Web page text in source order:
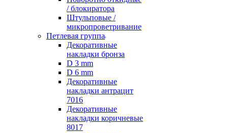
/ блокиратора
Штульповые /
микропроветривание
Петлевая группа
Декоративные
накладки бронза
D 3 mm
D 6 mm
Декоративные
накладки антрацит
7016
Декоративные
накладки коричневые
8017